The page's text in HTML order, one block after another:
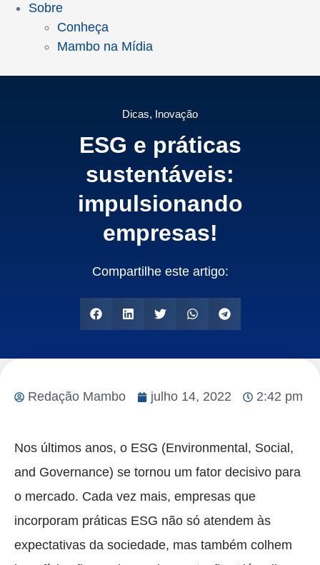
Sobre
Conheça
Mambo na Mídia
Dicas, Inovação
ESG e práticas
sustentáveis:
impulsionando
empresas!
Compartilhe este artigo:
Redação Mambo julho 14, 2022 2:42 pm
Nos últimos anos, o ESG (Environmental, Social,
and Governance) se tornou um fator decisivo para
o mercado. Cada vez mais, empresas que
incorporam práticas ESG não só atendem às
expectativas da sociedade, mas também colhem